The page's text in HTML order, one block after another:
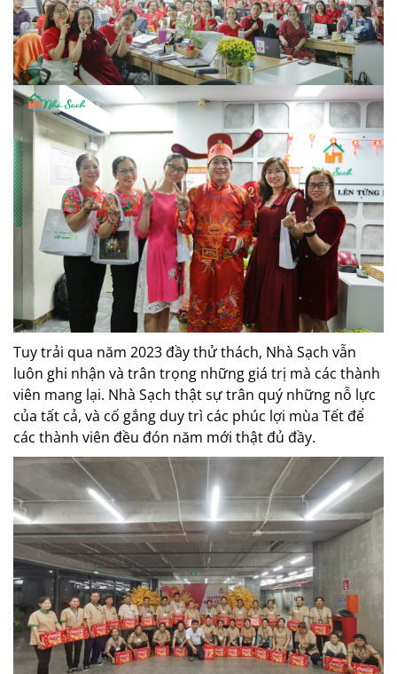
Tuy trải qua năm 2023 đầy thử thách, Nhà Sạch vẫn
luôn ghi nhận và trân trọng những giá trị mà các thành
viên mang lại. Nhà Sạch thật sự trân quý những nỗ lực
của tất cả, và cố gắng duy trì các phúc lợi mùa Tết để
các thành viên đều đón năm mới thật đủ đầy.